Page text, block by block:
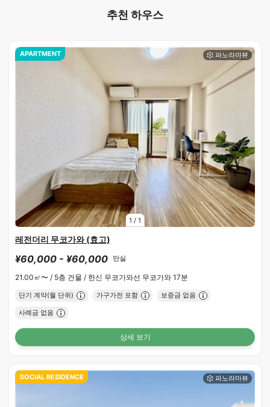
추천 하우스
1 / 1
APARTMENT
레전더리 무코가와 (효고)
¥60,000 - ¥60,000 만실
21.00㎡〜 / 5층 건물 / 한신 무코가와선 무코가와 17분
단기 계약(월 단위) 가구가전 포함 보증금 없음
사례금 없음
상세 보기
SOCIAL RESIDENCE